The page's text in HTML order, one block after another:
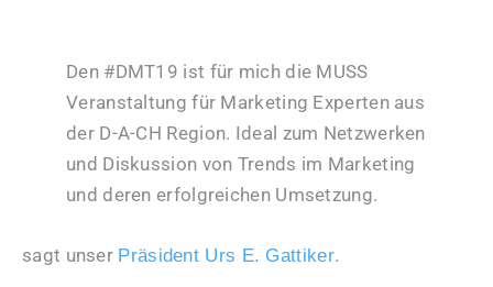
Den #DMT19 ist für mich die MUSS
Veranstaltung für Marketing Experten aus
der D-A-CH Region. Ideal zum Netzwerken
und Diskussion von Trends im Marketing
und deren erfolgreichen Umsetzung.
sagt unser Präsident Urs E. Gattiker.